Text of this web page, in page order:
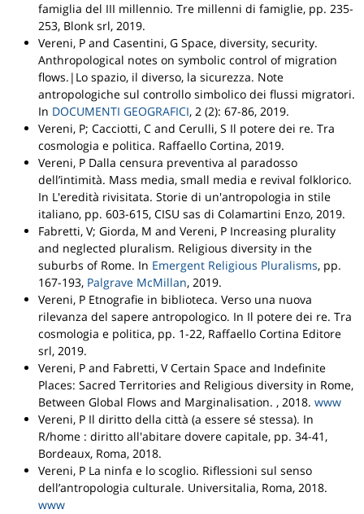
famiglia del III millennio. Tre millenni di famiglie, pp. 235-
253, Blonk srl, 2019.
Vereni, P and Casentini, G Space, diversity, security.
Anthropological notes on symbolic control of migration
flows.|Lo spazio, il diverso, la sicurezza. Note
antropologiche sul controllo simbolico dei flussi migratori.
In DOCUMENTI GEOGRAFICI, 2 (2): 67-86, 2019.
Vereni, P; Cacciotti, C and Cerulli, S Il potere dei re. Tra
cosmologia e politica. Raffaello Cortina, 2019.
Vereni, P Dalla censura preventiva al paradosso
dell’intimità. Mass media, small media e revival folklorico.
In L'eredità rivisitata. Storie di un'antropologia in stile
italiano, pp. 603-615,CISU sas di Colamartini Enzo, 2019.
Fabretti, V; Giorda, M and Vereni, P Increasing plurality
and neglected pluralism. Religious diversity in the
suburbs of Rome. In Emergent Religious Pluralisms, pp.
167-193, Palgrave McMillan, 2019.
Vereni, P Etnografie in biblioteca. Verso una nuova
rilevanza del sapere antropologico. In Il potere dei re. Tra
cosmologia e politica, pp. 1-22, Raffaello Cortina Editore
srl, 2019.
Vereni, P and Fabretti, V Certain Space and Indefinite
Places: Sacred Territories and Religious diversity in Rome,
Between Global Flows and Marginalisation. , 2018. www
Vereni, P Il diritto della città (a essere sé stessa). In
R/home : diritto all'abitare dovere capitale, pp. 34-41,
Bordeaux, Roma, 2018.
Vereni, P La ninfa e lo scoglio. Riflessioni sul senso
dell’antropologia culturale. Universitalia, Roma, 2018.
www